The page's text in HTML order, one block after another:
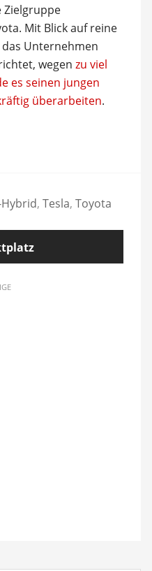
Zielgruppe
Mit Blick auf reine
Unternehmen
wegen zu viel
es seinen jungen
überarbeiten.
, Tesla, Toyota